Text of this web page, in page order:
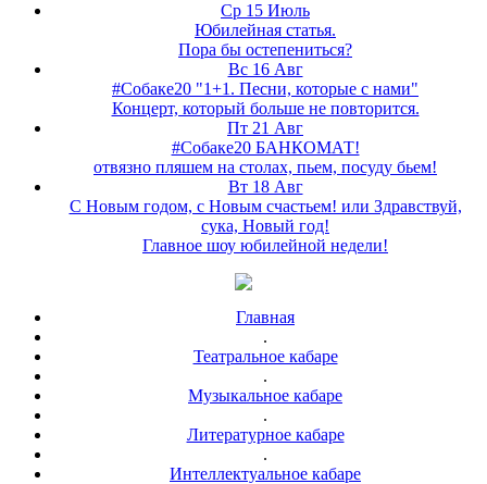
Ср 15 Июль
Юбилейная статья.
Пора бы остепениться?
Вс 16 Авг
#Собаке20 "1+1. Песни, которые с нами"
Концерт, который больше не повторится.
Пт 21 Авг
#Собаке20 БАНКОМАТ!
отвязно пляшем на столах, пьем, посуду бьем!
Вт 18 Авг
С Новым годом, с Новым счастьем! или Здравствуй,
сука, Новый год!
Главное шоу юбилейной недели!
Главная
.
Театральное кабаре
.
Музыкальное кабаре
.
Литературное кабаре
.
Интеллектуальное кабаре